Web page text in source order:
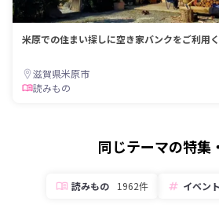
米原での住まい探しに空き家バンクをご利用
滋賀県米原市
読みもの
同じテーマの特集
読みもの 1962件 イベン